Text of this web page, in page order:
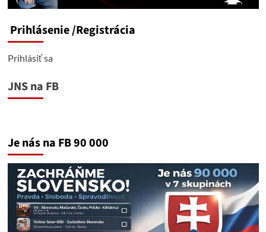
prepojenie
čurillovcov?
Prihlásenie/Registrácia
Prihlásiť sa
JNS na FB
Je nás na FB 90 000